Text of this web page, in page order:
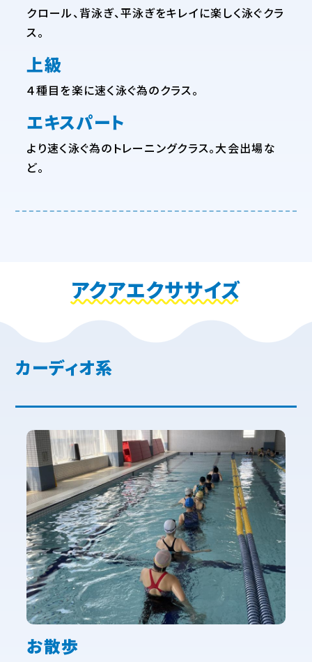
クロール、背泳ぎ、平泳ぎをキレイに楽しく泳ぐクラ
ス。
上級
４種目を楽に速く泳ぐ為のクラス。
エキスパート
より速く泳ぐ為のトレーニングクラス。大会出場な
ど。
アクアエクササイズ
カーディオ系
お散歩